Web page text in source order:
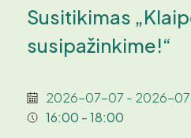
Susitikimas
susipažinkime!“
2026-07-07 - 2026-
16:00 - 18:00